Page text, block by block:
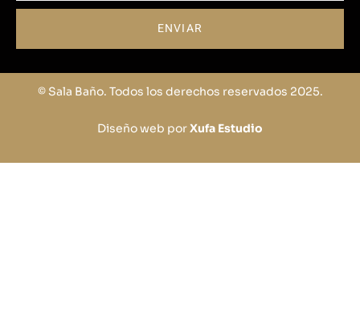
ENVIAR
© Sala Baño. Todos los derechos reservados 2025.
Diseño web porXufa Estudio